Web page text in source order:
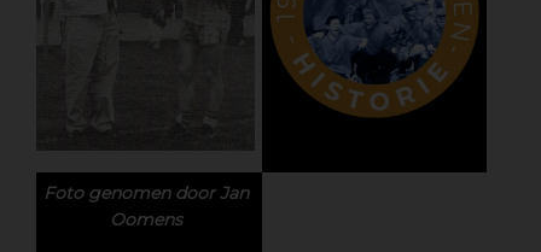
Foto genomen door Jan
Oomens